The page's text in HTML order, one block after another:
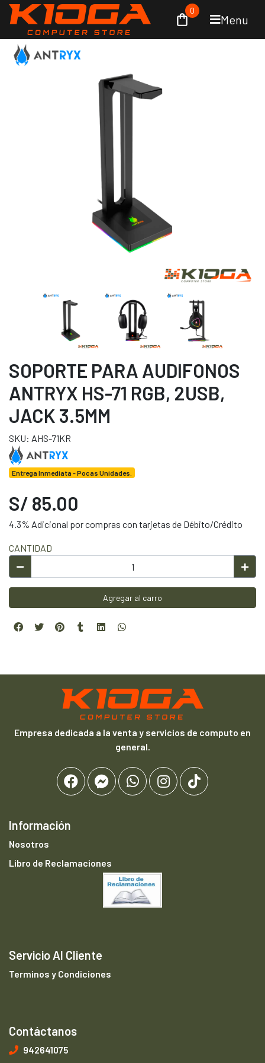
Menu
0
SOPORTE PARA AUDIFONOS
ANTRYX HS-71 RGB, 2USB,
JACK 3.5MM
SKU: AHS-71KR
Entrega Inmediata - Pocas Unidades.
S/ 85.00
4.3% Adicional por compras con tarjetas de Débito/Crédito
CANTIDAD
Agregar al carro
Empresa dedicada a la venta y servicios de computo en
general.
Información
Nosotros
Libro de Reclamaciones
Servicio Al Cliente
Terminos y Condiciones
Contáctanos
942641075